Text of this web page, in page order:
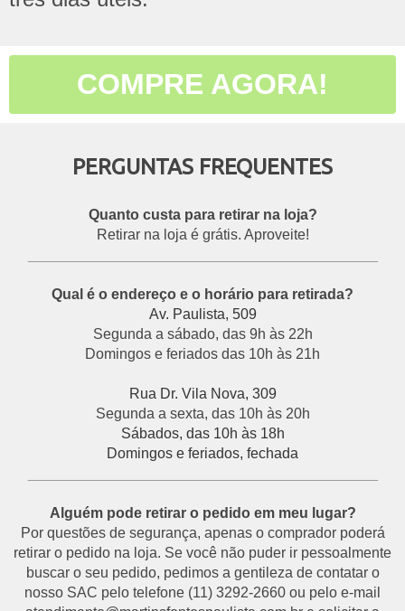
COMPRE AGORA!
PERGUNTAS FREQUENTES
Quanto custa para retirar na loja?
Retirar na loja é grátis. Aproveite!
Qual é o endereço e o horário para retirada?
Av. Paulista, 509
Segunda a sábado, das 9h às 22h
Domingos e feriados das 10h às 21h
Rua Dr. Vila Nova, 309
Segunda a sexta, das 10h às 20h
Sábados, das 10h às 18h
Domingos e feriados, fechada
Alguém pode retirar o pedido em meu lugar?
Por questões de segurança, apenas o comprador poderá
retirar o pedido na loja. Se você não puder ir pessoalmente
buscar o seu pedido, pedimos a gentileza de contatar o
nosso SAC pelo telefone (11) 3292-2660 ou pelo e-mail